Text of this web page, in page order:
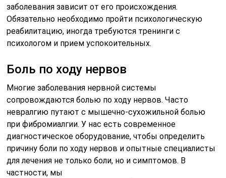
заболевания зависит от его происхождения.
Обязательно необходимо пройти психологическую
реабилитацию, иногда требуются тренинги с
психологом и прием успокоительных.
Боль по ходу нервов
Многие заболевания нервной системы
сопровождаются болью по ходу нервов. Часто
невралгию путают с мышечно-сухожильной болью
при фибромиалгии. У нас есть современное
диагностическое оборудование, чтобы определить
причину боли по ходу нервов и опытные специалисты
для лечения не только боли, но и симптомов. В
частности, мы